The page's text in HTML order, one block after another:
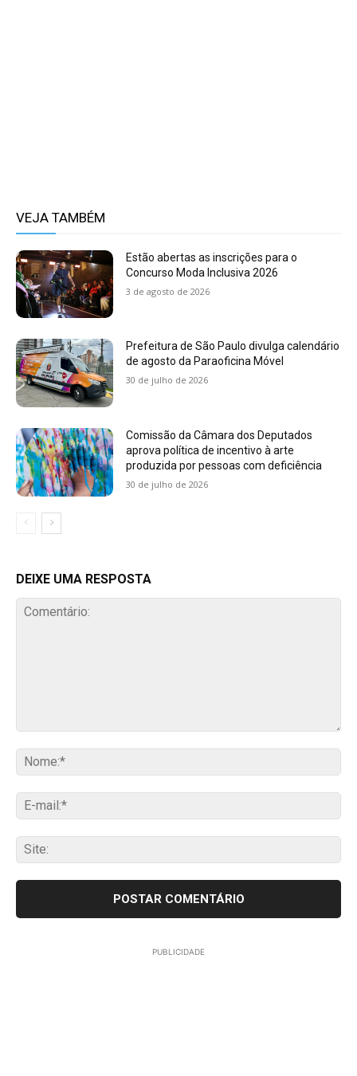
VEJA TAMBÉM
Estão abertas as inscrições para o
Concurso Moda Inclusiva 2026
3 de agosto de 2026
Prefeitura de São Paulo divulga calendário
de agosto da Paraoficina Móvel
30 de julho de 2026
Comissão da Câmara dos Deputados
aprova política de incentivo à arte
produzida por pessoas com deficiência
30 de julho de 2026
DEIXE UMA RESPOSTA
PUBLICIDADE